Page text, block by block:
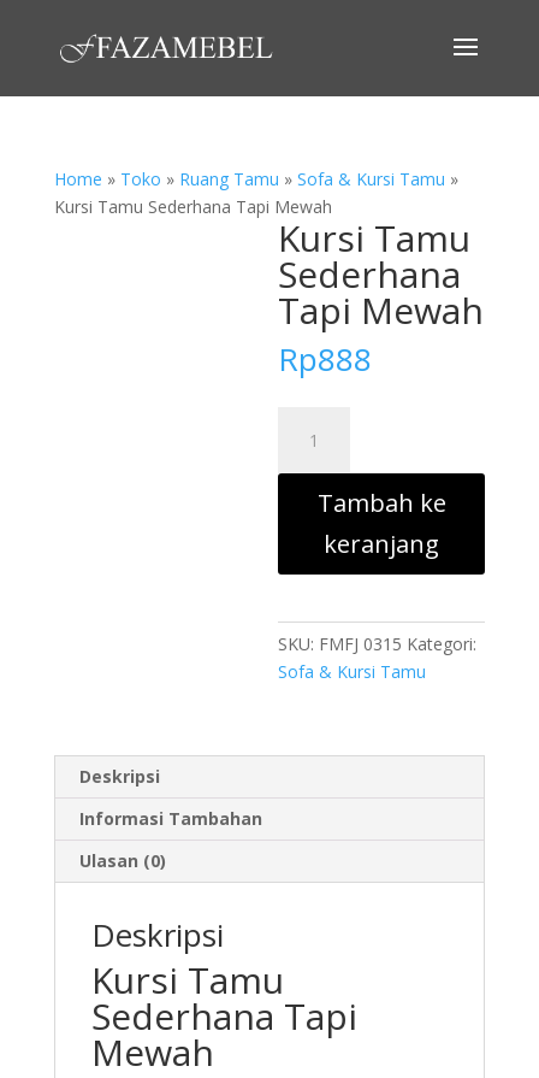
Home » Toko » Ruang Tamu » Sofa & Kursi Tamu »
Kursi Tamu Sederhana Tapi Mewah
Kursi Tamu
Sederhana
Tapi Mewah
Rp888
Kursi
Tamu
Sederhana
Mewah
Tambah ke
keranjang
SKU: FMFJ 0315 Kategori:
Sofa & Kursi Tamu
Deskripsi
Informasi Tambahan
Ulasan (0)
Deskripsi
Kursi Tamu
Sederhana Tapi
Mewah